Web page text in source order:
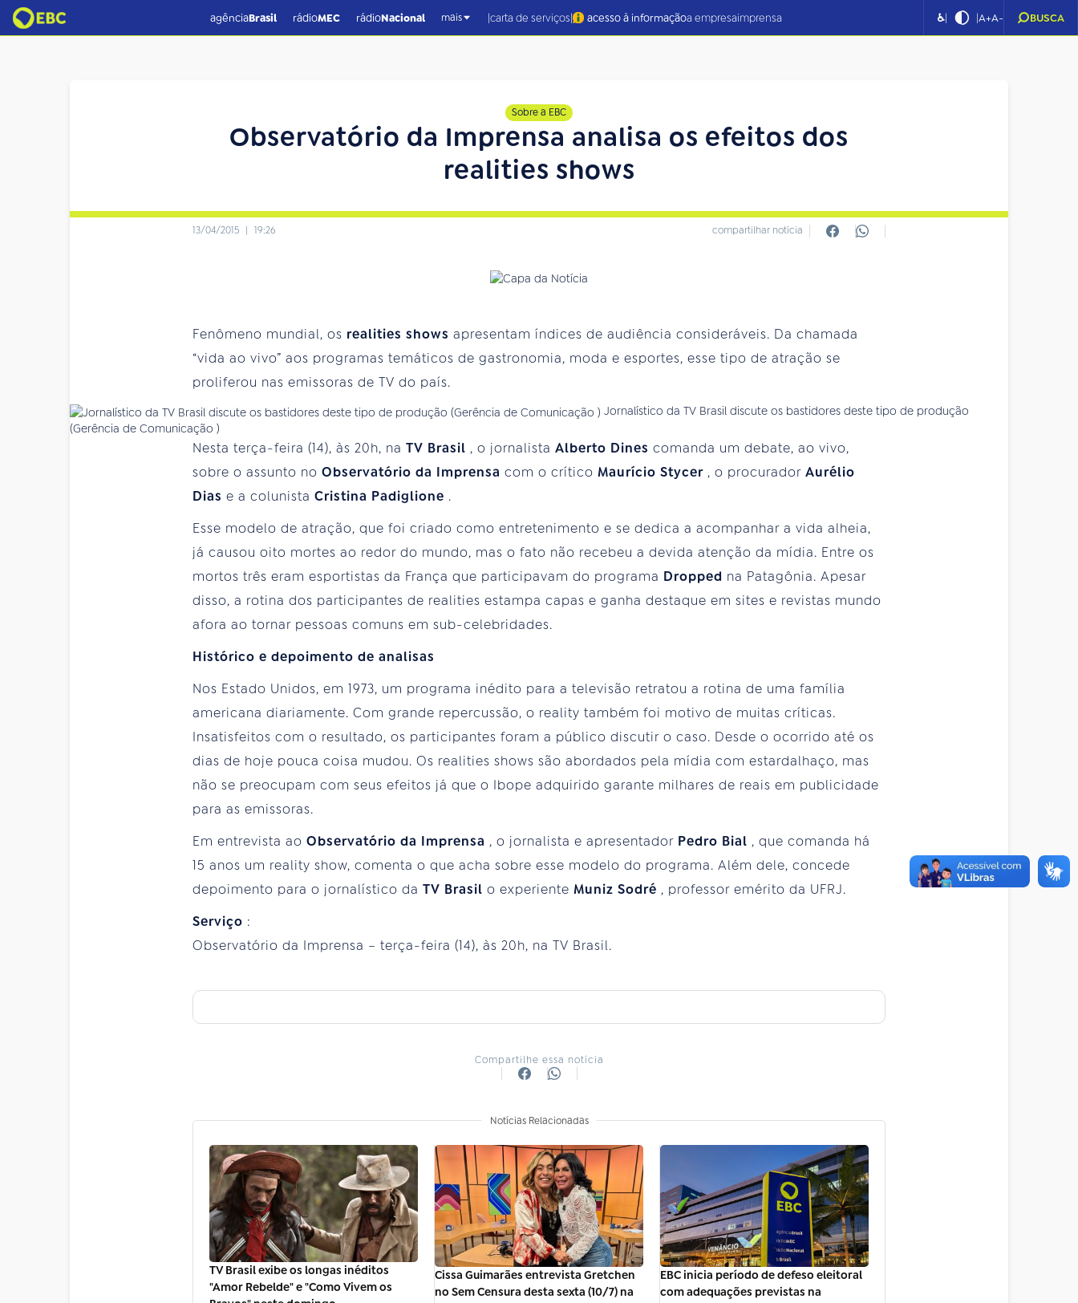
agênciaBrasil rádioMEC rádioNacional mais |carta de serviços| acesso à informaçãoa empresaimprensa ♿| |A+A- BUSCA
Sobre a EBC
Observatório da Imprensa analisa os efeitos dos
realities shows
13/04/2015 | 19:26 compartilhar notícia
Fenômeno mundial, os realities shows apresentam índices de audiência consideráveis. Da chamada
“vida ao vivo” aos programas temáticos de gastronomia, moda e esportes, esse tipo de atração se
proliferou nas emissoras de TV do país.
Jornalístico da TV Brasil discute os bastidores deste tipo de produção
(Gerência de Comunicação )
Nesta terça-feira (14), às 20h, na TV Brasil , o jornalista Alberto Dines comanda um debate, ao vivo,
sobre o assunto no Observatório da Imprensa com o crítico Maurício Stycer , o procurador Aurélio
Dias e a colunista Cristina Padiglione .
Esse modelo de atração, que foi criado como entretenimento e se dedica a acompanhar a vida alheia,
já causou oito mortes ao redor do mundo, mas o fato não recebeu a devida atenção da mídia. Entre os
mortos três eram esportistas da França que participavam do programa Dropped na Patagônia. Apesar
disso, a rotina dos participantes de realities estampa capas e ganha destaque em sites e revistas mundo
afora ao tornar pessoas comuns em sub-celebridades.
Histórico e depoimento de analisas
Nos Estado Unidos, em 1973, um programa inédito para a televisão retratou a rotina de uma família
americana diariamente. Com grande repercussão, o reality também foi motivo de muitas críticas.
Insatisfeitos com o resultado, os participantes foram a público discutir o caso. Desde o ocorrido até os
dias de hoje pouca coisa mudou. Os realities shows são abordados pela mídia com estardalhaço, mas
não se preocupam com seus efeitos já que o Ibope adquirido garante milhares de reais em publicidade
para as emissoras.
Em entrevista ao Observatório da Imprensa , o jornalista e apresentador Pedro Bial , que comanda há
15 anos um reality show, comenta o que acha sobre esse modelo do programa. Além dele, concede
depoimento para o jornalístico da TV Brasil o experiente Muniz Sodré , professor emérito da UFRJ.
Serviço :
Observatório da Imprensa – terça-feira (14), às 20h, na TV Brasil.
Compartilhe essa notícia
Notícias Relacionadas
TV Brasil exibe os longas inéditos
"Amor Rebelde" e "Como Vivem os
Cissa Guimarães entrevista Gretchen
no Sem Censura desta sexta (10/7) na
EBC inicia período de defeso eleitoral
com adequações previstas na